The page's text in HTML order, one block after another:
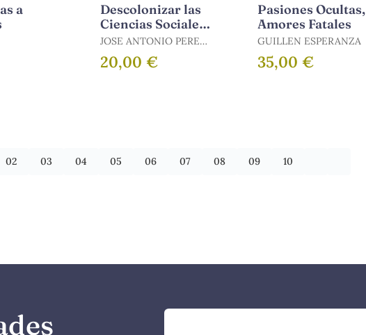
a
Descolonizar las
Ciencias Sociales
y las
Humanidades
JOSE ANTONIO PEREZ
TAPIAS
20,00 €
Pasiones Ocultas,
Amores Fatales
GUILLEN ESPERANZA
35,00 €
02 03 04 05 06 07 08 09 10